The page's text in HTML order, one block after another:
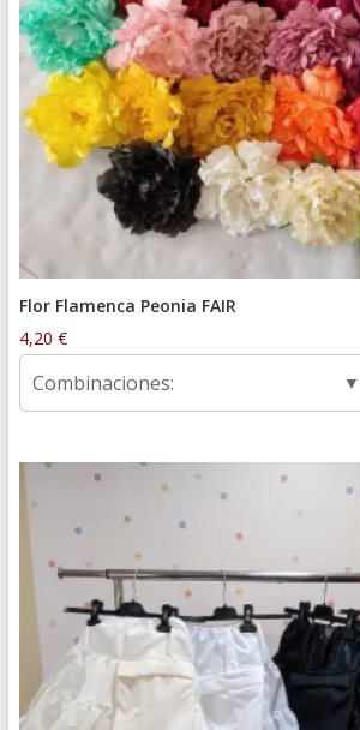
Flor Flamenca Peonia FAIR
4,20 €
Combinaciones: